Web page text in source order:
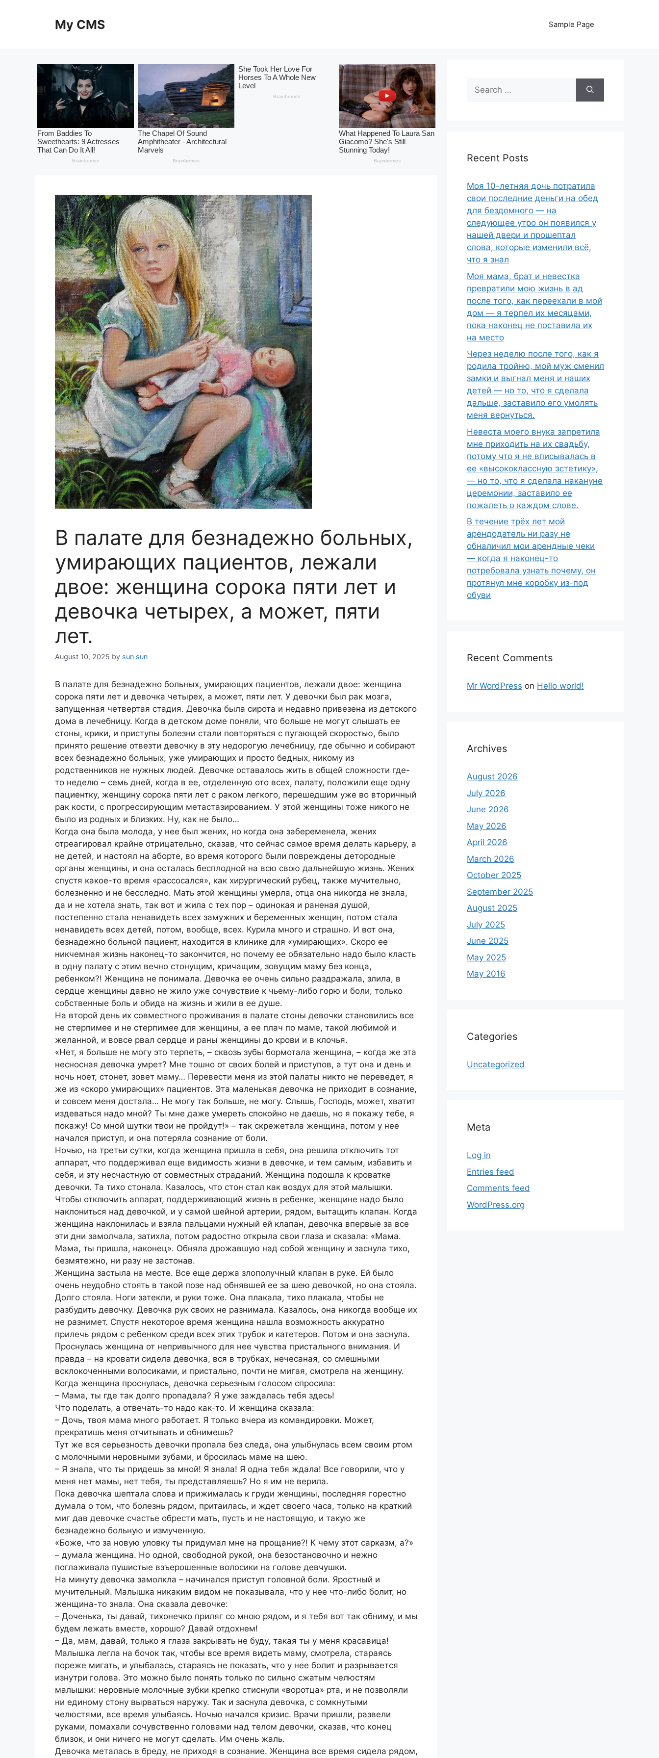
My CMS Sample Page
В палате для безнадежно больных,
умирающих пациентов, лежали
двое: женщина сорока пяти лет и
девочка четырех, а может, пяти
лет.
August 10, 2025 by sun sun
В палате для безнадежно больных, умирающих пациентов, лежали двое: женщина
сорока пяти лет и девочка четырех, а может, пяти лет. У девочки был рак мозга,
запущенная четвертая стадия. Девочка была сирота и недавно привезена из детского
дома в лечебницу. Когда в детском доме поняли, что больше не могут слышать ее
стоны, крики, и приступы болезни стали повторяться с пугающей скоростью, было
принято решение отвезти девочку в эту недорогую лечебницу, где обычно и собирают
всех безнадежно больных, уже умирающих и просто бедных, никому из
родственников не нужных людей. Девочке оставалось жить в общей сложности где-
то неделю – семь дней, когда в ее, отделенную ото всех, палату, положили еще одну
пациентку, женщину сорока пяти лет с раком легкого, перешедшим уже во вторичный
рак кости, с прогрессирующим метастазированием. У этой женщины тоже никого не
было из родных и близких. Ну, как не было…
Когда она была молода, у нее был жених, но когда она забеременела, жених
отреагировал крайне отрицательно, сказав, что сейчас самое время делать карьеру, а
не детей, и настоял на аборте, во время которого были повреждены детородные
органы женщины, и она осталась бесплодной на всю свою дальнейшую жизнь. Жених
спустя какое-то время «рассосался», как хирургический рубец, также мучительно,
болезненно и не бесследно. Мать этой женщины умерла, отца она никогда не знала,
да и не хотела знать, так вот и жила с тех пор – одинокая и раненая душой,
постепенно стала ненавидеть всех замужних и беременных женщин, потом стала
ненавидеть всех детей, потом, вообще, всех. Курила много и страшно. И вот она,
безнадежно больной пациент, находится в клинике для «умирающих». Скоро ее
никчемная жизнь наконец-то закончится, но почему ее обязательно надо было класть
в одну палату с этим вечно стонущим, кричащим, зовущим маму без конца,
ребенком?! Женщина не понимала. Девочка ее очень сильно раздражала, злила, в
сердце женщины давно не жило уже сочувствие к чьему-либо горю и боли, только
собственные боль и обида на жизнь и жили в ее душе.
На второй день их совместного проживания в палате стоны девочки становились все
не стерпимее и не стерпимее для женщины, а ее плач по маме, такой любимой и
желанной, и вовсе рвал сердце и раны женщины до крови и в клочья.
«Нет, я больше не могу это терпеть, – сквозь зубы бормотала женщина, – когда же эта
несносная девочка умрет? Мне тошно от своих болей и приступов, а тут она и день и
ночь ноет, стонет, зовет маму… Перевести меня из этой палаты никто не переведет, я
же из «скоро умирающих» пациентов. Эта маленькая девочка не приходит в сознание,
и совсем меня достала… Не могу так больше, не могу. Слышь, Господь, может, хватит
издеваться надо мной? Ты мне даже умереть спокойно не даешь, но я покажу тебе, я
покажу! Со мной шутки твои не пройдут!» – так скрежетала женщина, потом у нее
начался приступ, и она потеряла сознание от боли.
Ночью, на третьи сутки, когда женщина пришла в себя, она решила отключить тот
аппарат, что поддерживал еще видимость жизни в девочке, и тем самым, избавить и
себя, и эту несчастную от совместных страданий. Женщина подошла к кроватке
девочки. Та тихо стонала. Казалось, что стон стал как воздух для этой малышки.
Чтобы отключить аппарат, поддерживающий жизнь в ребенке, женщине надо было
наклониться над девочкой, и у самой шейной артерии, рядом, вытащить клапан. Когда
женщина наклонилась и взяла пальцами нужный ей клапан, девочка впервые за все
эти дни замолчала, затихла, потом радостно открыла свои глаза и сказала: «Мама.
Мама, ты пришла, наконец». Обняла дрожавшую над собой женщину и заснула тихо,
безмятежно, ни разу не застонав.
Женщина застыла на месте. Все еще держа злополучный клапан в руке. Ей было
очень неудобно стоять в такой позе над обнявшей ее за шею девочкой, но она стояла.
Долго стояла. Ноги затекли, и руки тоже. Она плакала, тихо плакала, чтобы не
разбудить девочку. Девочка рук своих не разнимала. Казалось, она никогда вообще их
не разнимет. Спустя некоторое время женщина нашла возможность аккуратно
прилечь рядом с ребенком среди всех этих трубок и катетеров. Потом и она заснула.
Проснулась женщина от непривычного для нее чувства пристального внимания. И
правда – на кровати сидела девочка, вся в трубках, нечесаная, со смешными
всклокоченными волосиками, и пристально, почти не мигая, смотрела на женщину.
Когда женщина проснулась, девочка серьезным голосом спросила:
– Мама, ты где так долго пропадала? Я уже заждалась тебя здесь!
Что поделать, а отвечать-то надо как-то. И женщина сказала:
– Дочь, твоя мама много работает. Я только вчера из командировки. Может,
прекратишь меня отчитывать и обнимешь?
Тут же вся серьезность девочки пропала без следа, она улыбнулась всем своим ртом
с молочными неровными зубами, и бросилась маме на шею.
– Я знала, что ты придешь за мной! Я знала! Я одна тебя ждала! Все говорили, что у
меня нет мамы, нет тебя, ты представляешь? Но я им не верила.
Пока девочка шептала слова и прижималась к груди женщины, последняя горестно
думала о том, что болезнь рядом, притаилась, и ждет своего часа, только на краткий
миг дав девочке счастье обрести мать, пусть и не настоящую, и такую же
безнадежно больную и измученную.
«Боже, что за новую уловку ты придумал мне на прощание?! К чему этот сарказм, а?»
– думала женщина. Но одной, свободной рукой, она безостановочно и нежно
поглаживала пушистые взъерошенные волосики на голове девчушки.
На минуту девочка замолкла – начинался приступ головной боли. Яростный и
мучительный. Малышка никаким видом не показывала, что у нее что-либо болит, но
женщина-то знала. Она сказала девочке:
– Доченька, ты давай, тихонечко приляг со мною рядом, и я тебя вот так обниму, и мы
будем лежать вместе, хорошо? Давай отдохнем!
– Да, мам, давай, только я глаза закрывать не буду, такая ты у меня красавица!
Малышка легла на бочок так, чтобы все время видеть маму, смотрела, стараясь
пореже мигать, и улыбалась, стараясь не показать, что у нее болит и разрывается
изнутри голова. Это можно было понять только по сильно сжатым челюстям
малышки: неровные молочные зубки крепко стиснули «воротца» рта, и не позволяли
ни единому стону вырваться наружу. Так и заснула девочка, с сомкнутыми
челюстями, все время улыбаясь. Ночью начался кризис. Врачи пришли, развели
руками, помахали сочувственно головами над телом девочки, сказав, что конец
близок, и они ничего не могут сделать. Им очень жаль.
Девочка металась в бреду, не приходя в сознание. Женщина все время сидела рядом,
Search
for:
Recent Posts
Моя 10-летняя дочь потратила
свои последние деньги на обед
для бездомного — на
следующее утро он появился у
нашей двери и прошептал
слова, которые изменили всё,
что я знал
Моя мама, брат и невестка
превратили мою жизнь в ад
после того, как переехали в мой
дом — я терпел их месяцами,
пока наконец не поставила их
на место
Через неделю после того, как я
родила тройню, мой муж сменил
замки и выгнал меня и наших
детей — но то, что я сделала
дальше, заставило его умолять
меня вернуться.
Невеста моего внука запретила
мне приходить на их свадьбу,
потому что я не вписывалась в
ее «высококлассную эстетику»,
— но то, что я сделала накануне
церемонии, заставило ее
пожалеть о каждом слове.
В течение трёх лет мой
арендодатель ни разу не
обналичил мои арендные чеки
— когда я наконец-то
потребовала узнать почему, он
протянул мне коробку из-под
обуви
Recent Comments
Mr WordPress on Hello world!
Archives
August 2026
July 2026
June 2026
May 2026
April 2026
March 2026
October 2025
September 2025
August 2025
July 2025
June 2025
May 2025
May 2016
Categories
Uncategorized
Meta
Log in
Entries feed
Comments feed
WordPress.org